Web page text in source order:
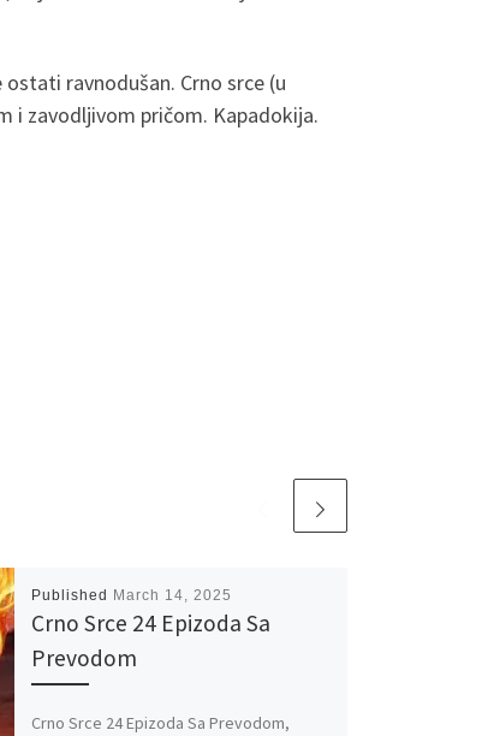
ravnodušan. Crno srce (u
i zavodljivom pričom. Kapadokija.
Published March 14, 2025
Crno Srce 24 Epizoda Sa
Prevodom
Crno Srce 24 Epizoda Sa Prevodom,